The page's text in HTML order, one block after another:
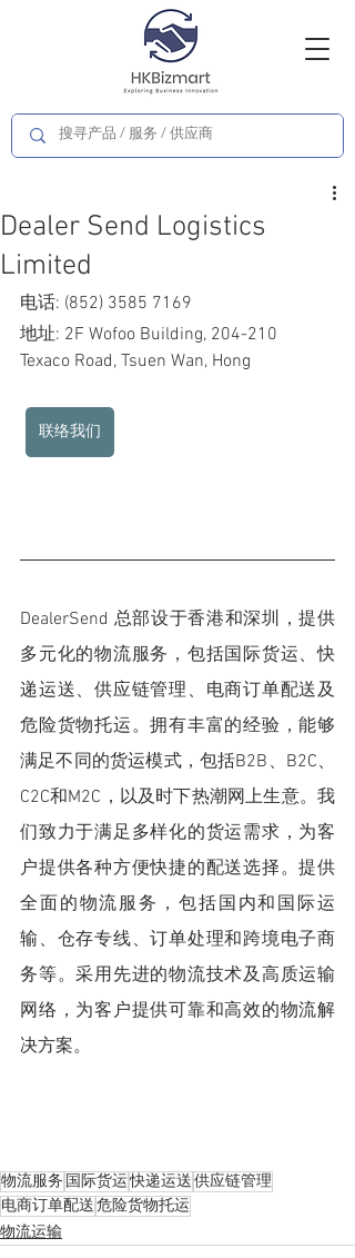
Dealer Send Logistics
Limited
电话: (852) 3585 7169
地址: 2F Wofoo Building, 204-210
Texaco Road, Tsuen Wan, Hong
联络我们
DealerSend 总部设于香港和深圳，提供
多元化的物流服务，包括国际货运、快
递运送、供应链管理、电商订单配送及
危险货物托运。拥有丰富的经验，能够
满足不同的货运模式，包括B2B、B2C、
C2C和M2C，以及时下热潮网上生意。我
们致力于满足多样化的货运需求，为客
户提供各种方便快捷的配送选择。提供
全面的物流服务，包括国内和国际运
输、仓存专线、订单处理和跨境电子商
务等。采用先进的物流技术及高质运输
网络，为客户提供可靠和高效的物流解
决方案。
物流服务 国际货运快递运送供应链管理
电商订单配送危险货物托运
物流运输